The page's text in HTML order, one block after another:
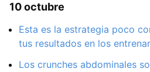
10 octubre
Esta es la estrategia poco
tus resultados en los
Los crunches abdominales